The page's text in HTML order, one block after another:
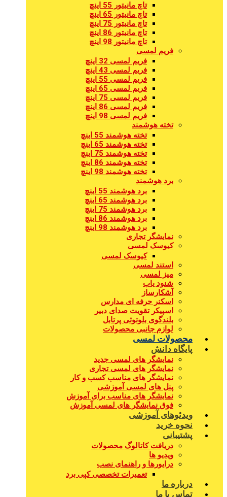
تاچ مانیتور 55 اینچ
تاچ مانیتور 65 اینچ
تاچ مانیتور 75 اینچ
تاچ مانیتور 86 اینچ
تاچ مانیتور 98 اینچ
فریم لمسی
فریم لمسی 32 اینچ
فریم لمسی 43 اینچ
فریم لمسی 55 اینچ
فریم لمسی 65 اینچ
فریم لمسی 75 اینچ
فریم لمسی 86 اینچ
فریم لمسی 98 اینچ
تخته هوشمند
تخته هوشمند 55 اینچ
تخته هوشمند 65 اینچ
تخته هوشمند 75 اینچ
تخته هوشمند 86 اینچ
تخته هوشمند 98 اینچ
برد هوشمند
برد هوشمند 55 اینچ
برد هوشمند 65 اینچ
برد هوشمند 75 اینچ
برد هوشمند 86 اینچ
برد هوشمند 98 اینچ
نمایشگر تجاری
کیوسک لمسی
کیوسک لمسی
استند لمسی
میز لمسی
شنود یاب
آشکارساز
اسکنر حرفه ای مدارس
اسپیکر تقویت صدای دبیر
بلندگوی بلوتوثی پرتابل
لوازم جانبی محصولات
محصولات لمسی
پایگاه دانش
نمایشگر های لمسی جدید
نمایشگر های لمسی تجاری
نمایشگر های مناسب کسب و کار
پنل های لمسی آموزشی
نمایشگر های مناسب برای آموزش
فوق نمایشگر های لمسی آموزش
ویدئوهای آموزشی
نحوه خرید
پشتیبانی
دریافت کاتالوگ محصولات
ویدیو ها
درایورها و راهنمای نصب
تعمیرات تخصصی کپی برد
درباره ما
تماس با ما